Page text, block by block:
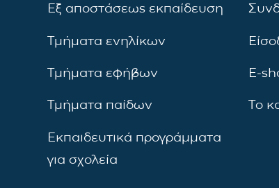
Εξ αποστάσεως εκπαίδευση
Τμήματα ενηλίκων
Τμήματα εφήβων
Τμήματα παίδων
Εκπαιδευτικά προγράμματα
για σχολεία
E-
Το